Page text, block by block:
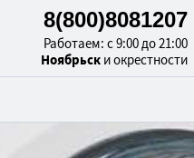
8(800)8081207
Работаем: с 9:00 до 21:00
Ноябрьск и окрестности